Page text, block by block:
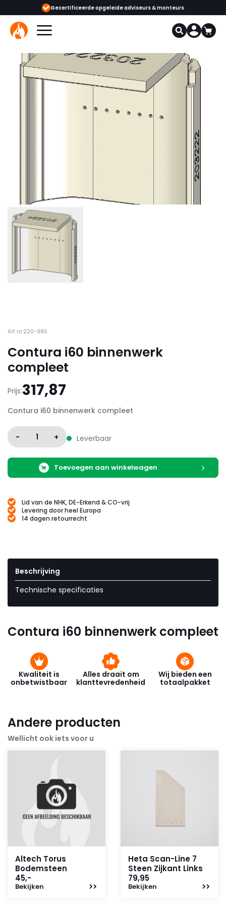
opgeleide adviseurs & monteurs 1000+ kachels en haarden in onze
Art nr:220-980
Contura i60 binnenwerk
compleet
Prijs:317,87
Contura i60 binnenwerk compleet
- 1 + Leverbaar
Toevoegen aan winkelwagen
Lid van de NHK, DE-Erkend & CO-vrij
Levering door heel Europa
14 dagen retourrecht
Beschrijving
Technische specificaties
Contura i60 binnenwerk compleet
Kwaliteit is
onbetwistbaar
Alles draait om
klanttevredenheid
Wij bieden een
totaalpakket
Andere producten
Wellicht ook iets voor u
Altech Torus
Bodemsteen
45,-
Bekijken
Heta Scan-Line 7
Steen Zijkant Links
79,95
Bekijken